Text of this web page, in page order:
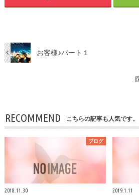
お客様♪パート１
RECOMMEND こちらの記事も人気です。
ブログ
2018.11.30 2019.1.11